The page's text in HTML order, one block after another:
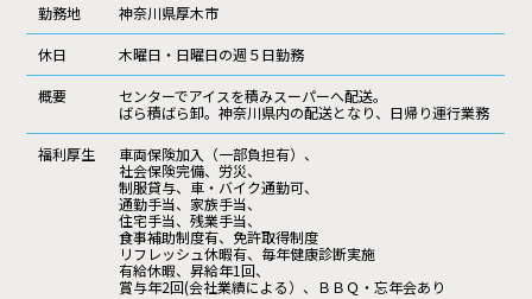
勤務地 神奈川県厚木市
休日 木曜日・日曜日の週５日勤務
概要
センターでアイスを積みスーパーへ配送。
ばら積ばら卸。神奈川県内の配送となり、日帰り運行業務
福利厚生
車両保険加入（一部負担有）、
社会保険完備、労災、
制服貸与、車・バイク通勤可、
通勤手当、家族手当、
住宅手当、残業手当、
食事補助制度有、免許取得制度
リフレッシュ休暇有、毎年健康診断実施
有給休暇、昇給年1回、
賞与年2回(会社業績による）、ＢＢＱ・忘年会あり